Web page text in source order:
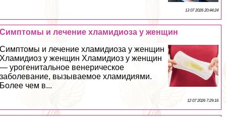
13 07 2026 20:44:24
Симптомы и лечение xлaмидиоза у женщин
Симптомы и лечение xлaмидиоза у женщин
Хламидиоз у женщин Хламидиоз у женщин
— урогeнитaльное венерическое
заболевание, вызываемое xлaмидиями.
Более чем в...
12 07 2026 7:29:16